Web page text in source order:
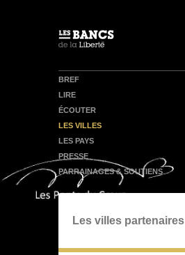
BREF
LIRE
ÉCOUTER
LES VILLES
LES PAYS
PRESSE
PARRAINAGES & SOUTIENS
Les villes partenaires